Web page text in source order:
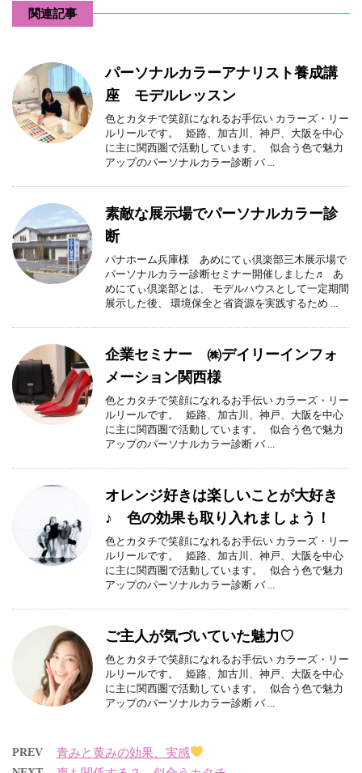
関連記事
パーソナルカラーアナリスト養成講
座 モデルレッスン
色とカタチで笑顔になれるお手伝い カラーズ・リー
ルリールです。 姫路、加古川、神戸、大阪を中心
に主に関西圏で活動しています。 似合う色で魅力
アップのパーソナルカラー診断 バ ...
素敵な展示場でパーソナルカラー診
断
パナホーム兵庫様 あめにてぃ倶楽部三木展示場で
パーソナルカラー診断セミナー開催しました♬ あ
めにてぃ倶楽部とは、 モデルハウスとして一定期間
展示した後、 環境保全と省資源を実践するため ...
企業セミナー ㈱デイリーインフォ
メーション関西様
色とカタチで笑顔になれるお手伝い カラーズ・リー
ルリールです。 姫路、加古川、神戸、大阪を中心
に主に関西圏で活動しています。 似合う色で魅力
アップのパーソナルカラー診断 バ ...
オレンジ好きは楽しいことが大好き
♪ 色の効果も取り入れましょう！
色とカタチで笑顔になれるお手伝い カラーズ・リー
ルリールです。 姫路、加古川、神戸、大阪を中心
に主に関西圏で活動しています。 似合う色で魅力
アップのパーソナルカラー診断 バ ...
ご主人が気づいていた魅力♡
色とカタチで笑顔になれるお手伝い カラーズ・リー
ルリールです。 姫路、加古川、神戸、大阪を中心
に主に関西圏で活動しています。 似合う色で魅力
アップのパーソナルカラー診断 バ ...
PREV 青みと黄みの効果、実感